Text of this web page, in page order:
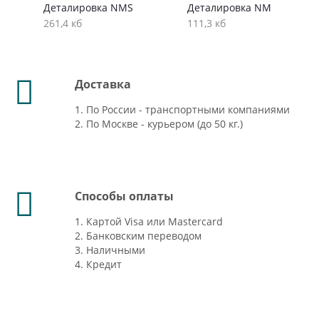
Деталировка NMS
261,4 кб
Деталировка NM
111,3 кб
Доставка
1. По России - транспортными компаниями
2. По Москве - курьером (до 50 кг.)
Способы оплаты
1. Картой Visa или Mastercard
2. Банковским переводом
3. Наличными
4. Кредит